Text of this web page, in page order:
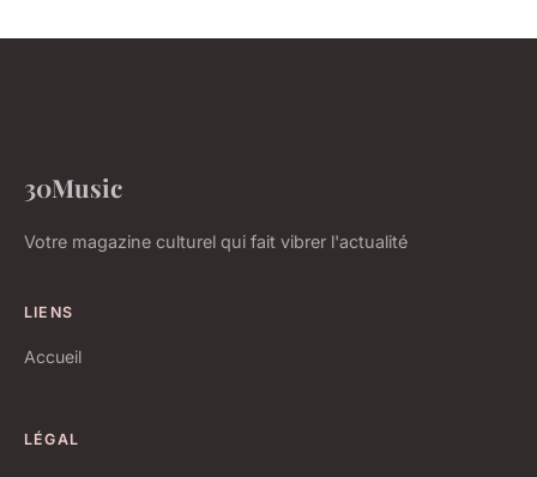
30Music
Votre magazine culturel qui fait vibrer l'actualité
LIENS
Accueil
LÉGAL